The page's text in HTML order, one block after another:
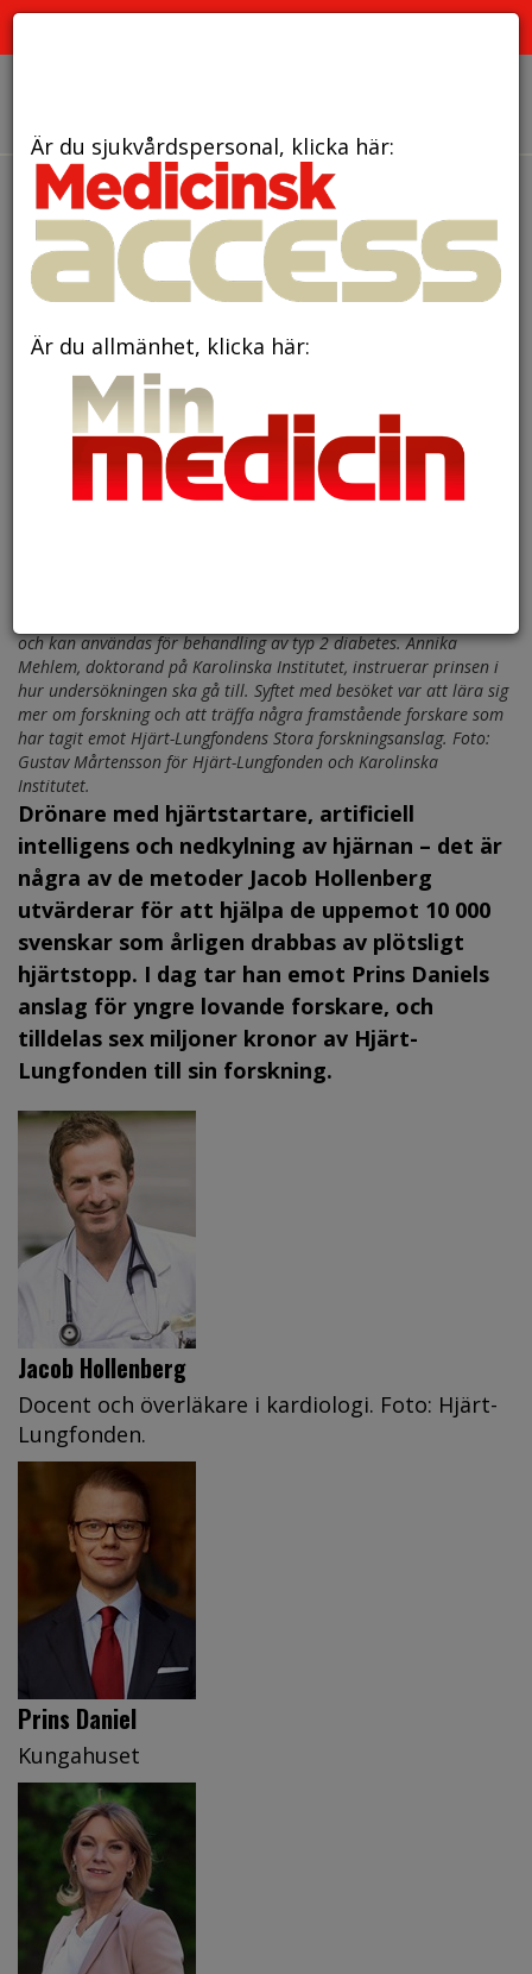
den 17 oktober 2019
Sex miljoner kronor till
livräddande forskning om
hjärtstopp
och kan användas för behandling av typ 2 diabetes. Annika
Mehlem, doktorand på Karolinska Institutet, instruerar prinsen i
hur undersökningen ska gå till. Syftet med besöket var att lära sig
mer om forskning och att träffa några framstående forskare som
har tagit emot Hjärt-Lungfondens Stora forskningsanslag. Foto:
Gustav Mårtensson för Hjärt-Lungfonden och Karolinska
Institutet.
Drönare med hjärtstartare, artificiell
intelligens och nedkylning av hjärnan – det är
några av de metoder Jacob Hollenberg
utvärderar för att hjälpa de uppemot 10 000
svenskar som årligen drabbas av plötsligt
hjärtstopp. I dag tar han emot Prins Daniels
anslag för yngre lovande forskare, och
tilldelas sex miljoner kronor av Hjärt-
Lungfonden till sin forskning.
Jacob Hollenberg
Docent och överläkare i kardiologi. Foto: Hjärt-
Lungfonden.
Prins Daniel
Kungahuset
Är du sjukvårdspersonal, klicka här:
Är du allmänhet, klicka här: